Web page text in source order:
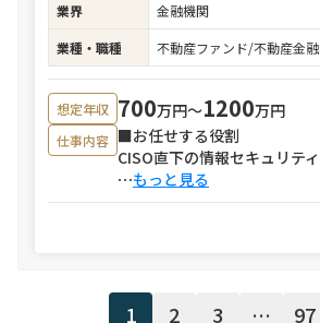
業界
金融機関
業種・職種
不動産ファンド/不動産金融
想定年収 700万円〜1200万円
仕事内容 ■お任せする役割
CISO直下の情報セキュリテ
⋯もっと見る
1 2 3 … 97